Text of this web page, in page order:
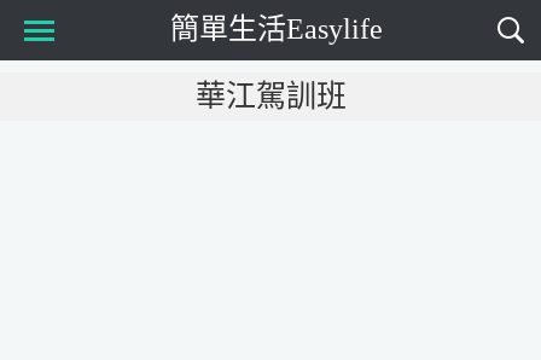
簡單生活Easylife
華江駕訓班